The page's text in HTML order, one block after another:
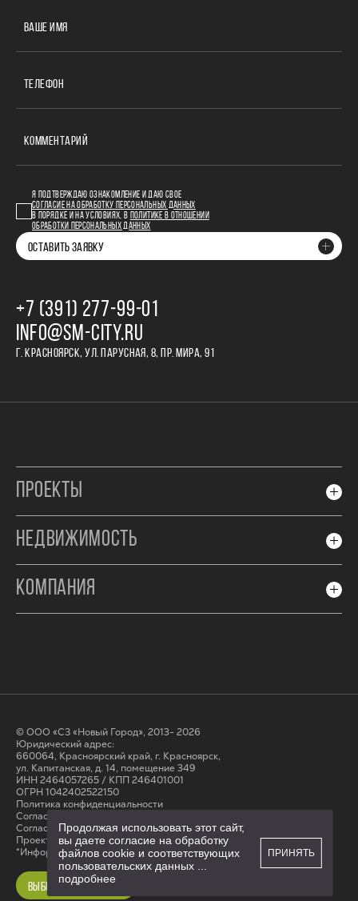
ВЫБРАТЬ КВАРТИРУ
ВАШЕ ИМЯ
ТЕЛЕФОН
КОММЕНТАРИЙ
Я ПОДТВЕРЖДАЮ ОЗНАКОМЛЕНИЕ И ДАЮ СВОЕ
СОГЛАСИЕ НА ОБРАБОТКУ ПЕРСОНАЛЬНЫХ ДАННЫХ
В ПОРЯДКЕ И НА УСЛОВИЯХ, В
ПОЛИТИКЕ В ОТНОШЕНИИ
ОБРАБОТКИ ПЕРСОНАЛЬНЫХ ДАННЫХ
ОСТАВИТЬ ЗАЯВКУ
+7 (391) 277‒99‒01
INFO@SM-CITY.RU
Г. КРАСНОЯРСК, УЛ. ПАРУСНАЯ, 8, ПР. МИРА, 91
ПРОЕКТЫ
НЕДВИЖИМОСТЬ
КОМПАНИЯ
© ООО «СЗ «Новый Город», 2013- 2026
Юридический адрес:
660064, Красноярский край, г. Красноярск,
ул. Капитанская, д. 14, помещение 349
ИНН 2464057265 / КПП 246401001
ОГРН 1042402522150
Политика конфиденциальности
Согласие на обработку персональных данных
Cогласие на получение рассылки
Проектные декларации на сайте наш.дом.рф
*Информация на сайте не является публичной офертой
Продолжая использовать этот сайт,
вы даете согласие на обработку
файлов cookie и соответствующих
пользовательских данных
подробнее
ПРИНЯТЬ